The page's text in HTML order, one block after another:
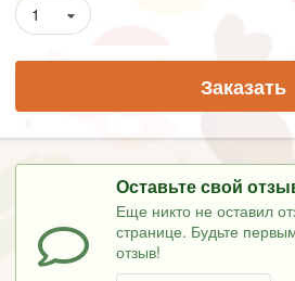
1
Заказать
Оставьте свой
Еще никто не оставил
странице. Будьте
отзыв!